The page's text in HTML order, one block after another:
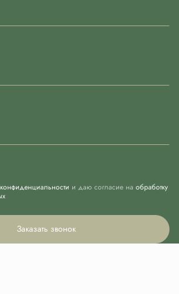
и даю согласие на обработку
Заказать звонок